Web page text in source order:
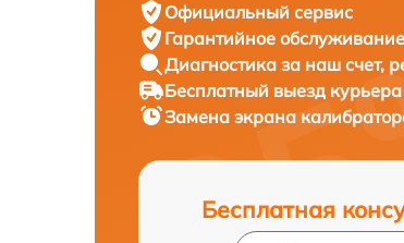
Официальный сервис
Гарантийное обслуживание
Диагностика за наш счет,
Бесплатный выезд курьера
Замена экрана
Бесплатная